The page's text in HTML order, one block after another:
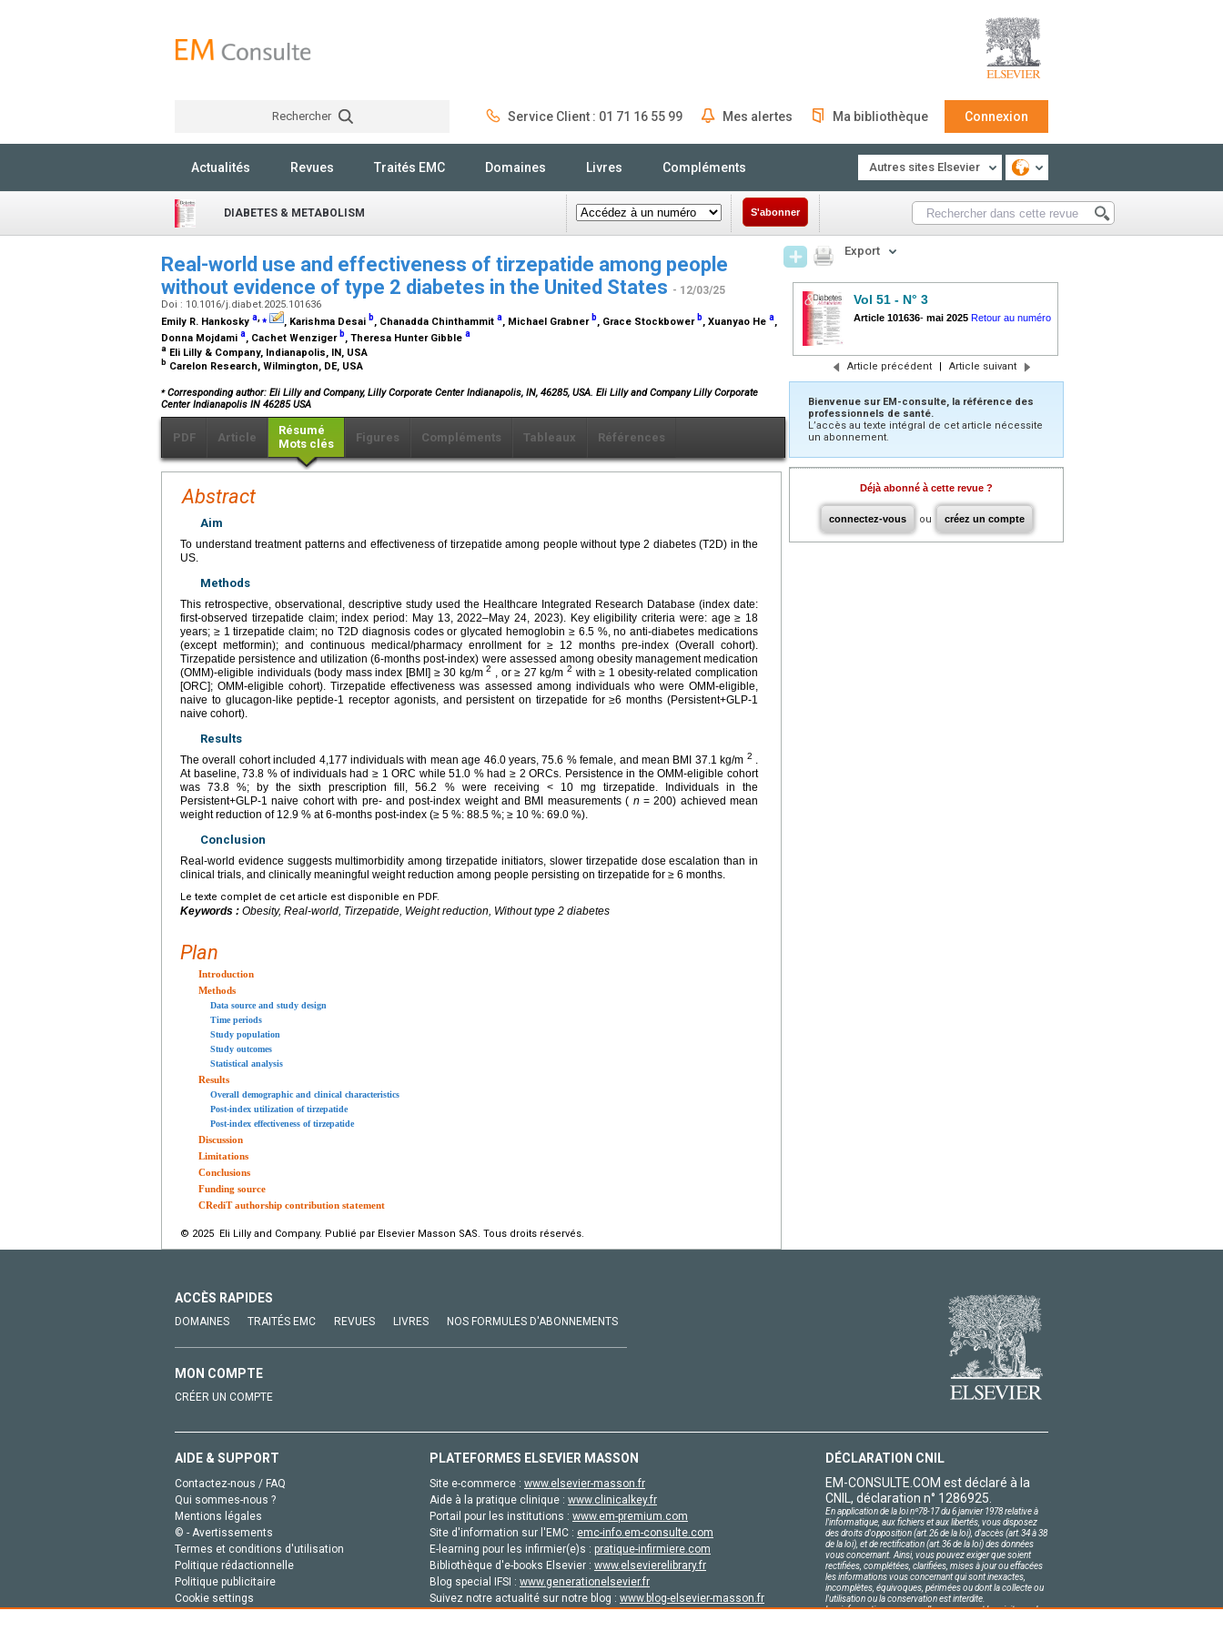
Rechercher Service Client : 01 71 16 55 99 Mes alertes Ma bibliothèque Connexion
Actualités Revues Traités EMC Domaines Livres Compléments Autres sites Elsevier
DIABETES & METABOLISM S'abonner
Real-world use and effectiveness of tirzepatide among people
without evidence of type 2 diabetes in the United States - 12/03/25
Doi : 10.1016/j.diabet.2025.101636
Emily R. Hankosky a,⁎ , Karishma Desai b, Chanadda Chinthammit a, Michael Grabner b, Grace Stockbower b, Xuanyao He a,
Donna Mojdami a, Cachet Wenziger b, Theresa Hunter Gibble a
a Eli Lilly & Company, Indianapolis, IN, USA
b Carelon Research, Wilmington, DE, USA
⁎Corresponding author: Eli Lilly and Company, Lilly Corporate Center Indianapolis, IN, 46285, USA. Eli Lilly and Company Lilly Corporate
Center Indianapolis IN 46285 USA
PDF Article
Résumé
Mots clés
Figures Compléments Tableaux Références
Abstract
Aim
To understand treatment patterns and effectiveness of tirzepatide among people without type 2 diabetes (T2D) in the
US.
Methods
This retrospective, observational, descriptive study used the Healthcare Integrated Research Database (index date:
first-observed tirzepatide claim; index period: May 13, 2022–May 24, 2023). Key eligibility criteria were: age ≥ 18
years; ≥ 1 tirzepatide claim; no T2D diagnosis codes or glycated hemoglobin ≥ 6.5 %, no anti-diabetes medications
(except metformin); and continuous medical/pharmacy enrollment for ≥ 12 months pre-index (Overall cohort).
Tirzepatide persistence and utilization (6-months post-index) were assessed among obesity management medication
(OMM)-eligible individuals (body mass index [BMI] ≥ 30 kg/m2 , or ≥ 27 kg/m2 with ≥ 1 obesity-related complication
[ORC]; OMM-eligible cohort). Tirzepatide effectiveness was assessed among individuals who were OMM-eligible,
naive to glucagon-like peptide-1 receptor agonists, and persistent on tirzepatide for ≥6 months (Persistent+GLP-1
naive cohort).
Results
The overall cohort included 4,177 individuals with mean age 46.0 years, 75.6 % female, and mean BMI 37.1 kg/m 2
At baseline, 73.8 % of individuals had ≥ 1 ORC while 51.0 % had ≥ 2 ORCs. Persistence in the OMM-eligible cohort
was 73.8 %; by the sixth prescription fill, 56.2 % were receiving < 10 mg tirzepatide. Individuals in the
Persistent+GLP-1 naive cohort with pre- and post-index weight and BMI measurements ( n = 200) achieved mean
weight reduction of 12.9 % at 6-months post-index (≥ 5 %: 88.5 %; ≥ 10 %: 69.0 %).
Conclusion
Real-world evidence suggests multimorbidity among tirzepatide initiators, slower tirzepatide dose escalation than in
clinical trials, and clinically meaningful weight reduction among people persisting on tirzepatide for ≥ 6 months.
Le texte complet de cet article est disponible en PDF.
Keywords : Obesity, Real-world, Tirzepatide, Weight reduction, Without type 2 diabetes
Plan
Introduction
Methods
Data source and study design
Time periods
Study population
Study outcomes
Statistical analysis
Results
Overall demographic and clinical characteristics
Post-index utilization of tirzepatide
Post-index effectiveness of tirzepatide
Discussion
Limitations
Conclusions
Funding source
CRediT authorship contribution statement
© 2025 Eli Lilly and Company. Publié par Elsevier Masson SAS. Tous droits réservés.
Export
Vol 51 - N° 3
Article 101636- mai 2025 Retour au numéro
Article précédent | Article suivant
Bienvenue sur EM-consulte, la référence des
professionnels de santé.
L’accès au texte intégral de cet article nécessite
un abonnement.
Déjà abonné à cette revue ?
connectez-vous ou créez un compte
ACCÈS RAPIDES
DOMAINES TRAITÉS EMC REVUES LIVRES NOS FORMULES D'ABONNEMENTS
MON COMPTE
CRÉER UN COMPTE
AIDE & SUPPORT
Contactez-nous / FAQ
Qui sommes-nous ?
Mentions légales
© - Avertissements
Termes et conditions d'utilisation
Politique rédactionnelle
Politique publicitaire
Cookie settings
PLATEFORMES ELSEVIER MASSON
Site e-commerce : www.elsevier-masson.fr
Aide à la pratique clinique : www.clinicalkey.fr
Portail pour les institutions : www.em-premium.com
Site d'information sur l'EMC : emc-info.em-consulte.com
E-learning pour les infirmier(e)s : pratique-infirmiere.com
Bibliothèque d'e-books Elsevier : www.elsevierelibrary.fr
Blog special IFSI : www.generationelsevier.fr
Suivez notre actualité sur notre blog : www.blog-elsevier-masson.fr
DÉCLARATION CNIL
EM-CONSULTE.COM est déclaré à la
CNIL, déclaration n° 1286925.
En application de la loi nº78-17 du 6 janvier 1978 relative à
l'informatique, aux fichiers et aux libertés, vous disposez
des droits d'opposition (art.26 de la loi), d'accès (art.34 à 38
de la loi), et de rectification (art.36 de la loi) des données
vous concernant. Ainsi, vous pouvez exiger que soient
rectifiées, complétées, clarifiées, mises à jour ou effacées
les informations vous concernant qui sont inexactes,
incomplètes, équivoques, périmées ou dont la collecte ou
l'utilisation ou la conservation est interdite.
Les informations personnelles concernant les visiteurs de